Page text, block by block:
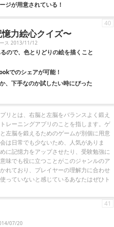
ジが用意されている！
力絵心クイズ〜
ス 2013/11/12
ので、色とりどりの絵を描くこと
でのシェアが可能！
、下手なのか試したい時にぴった
40
リとは、右脳と左脳をバランスよく鍛え
レーニングアプリのことを指します。ゲ
左脳を鍛えるためのゲームが別個に用意
は日常でも少ないため、人気がありま
に記憶力をアップさせたり、受験勉強に
味でも役に立つことがこのジャンルのア
れており、プレイヤーの理解力に合わせ
っていないと感じているあなたはぜひト
07/20
41